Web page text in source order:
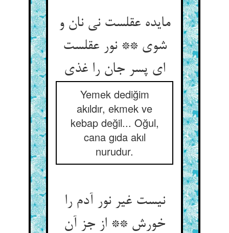
مایده عقلست نی نان و
شوی ** نور عقلست
ای پسر جان را غذی
Yemek dediğim
akıldır, ekmek ve
kebap değil... Oğul,
cana gıda akıl
nurudur.
نیست غیر نور آدم را
خورش ** از جز آن